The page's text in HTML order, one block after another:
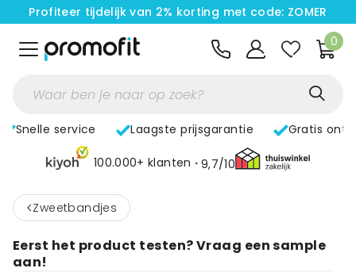
Profiteer tijdelijk van 2% korting met code: ZOMER
0
Snelle service Laagste prijsgarantie Gratis
100.000+ klanten 9,7/10
< Zweetbandjes
Eerst het product testen? Vraag een sample
aan!